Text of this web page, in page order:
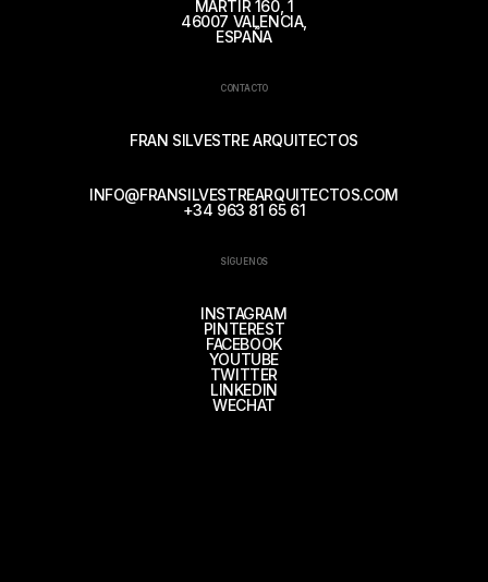
MÁRTIR 160, 1
46007 VALENCIA,
ESPAÑA
CONTACTO
FRAN SILVESTRE ARQUITECTOS
INFO@FRANSILVESTREARQUITECTOS.COM
+34 963 81 65 61
SÍGUENOS
INSTAGRAM
PINTEREST
FACEBOOK
YOUTUBE
TWITTER
LINKEDIN
WECHAT